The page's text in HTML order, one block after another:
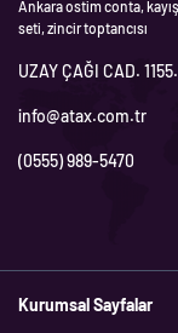
Ankara ostim conta,
seti, zincir toptancısı
UZAY ÇAĞI CAD.
info@atax.com.tr
(0555) 989-5470
Kurumsal Sayfalar